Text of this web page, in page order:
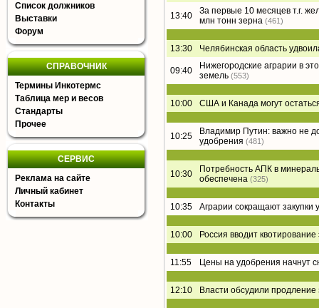
Список должников
Выставки
Форум
СПРАВОЧНИК
Термины Инкотермс
Таблица мер и весов
Стандарты
Прочее
СЕРВИС
Реклама на сайте
Личный кабинет
Контакты
13:40
За первые 10 месяцев т.г.
млн тонн зерна (461)
13:30 Челябинская область
09:40
Нижегородские аграрии в
земель (553)
10:00 США и Канада могут
10:25
Владимир Путин: важно не
удобрения (481)
10:30
Потребность АПК в
обеспечена (325)
10:35 Аграрии сокращают закупки
10:00 Россия вводит
11:55 Цены на удобрения начнут
12:10 Власти обсудили